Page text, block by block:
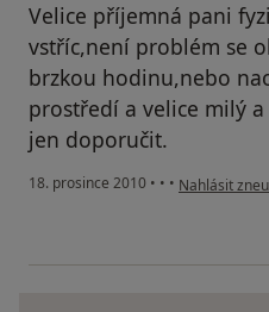
Velice příjemná pani
vstříc,není problém se
brzkou hodinu,nebo
prostředí a velice milý
jen doporučit.
18. prosince 2010 • • • podle názoru
Nahlásit